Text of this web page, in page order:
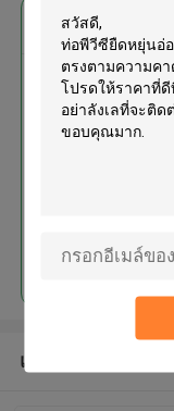
แนะนำผลิตภัณฑ์